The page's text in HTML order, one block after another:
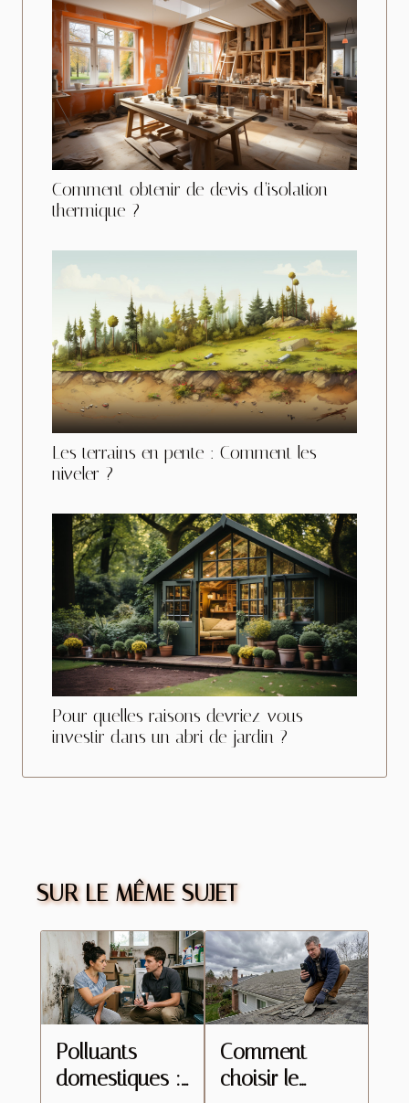
Comment obtenir de devis d’isolation
thermique ?
Les terrains en pente : Comment les
niveler ?
Pour quelles raisons devriez-vous
investir dans un abri de jardin ?
SUR LE MÊME SUJET
Polluants
domestiques :
Comment
choisir le